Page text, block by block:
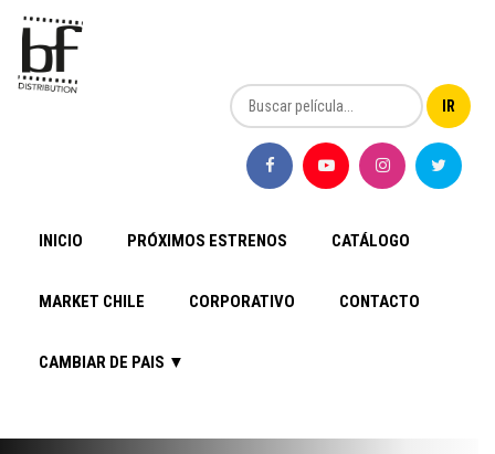
INICIO PRÓXIMOS ESTRENOS CATÁLOGO
MARKET CHILE CORPORATIVO CONTACTO
CAMBIAR DE PAIS ▼